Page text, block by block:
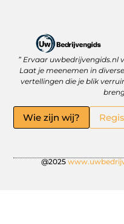
” Ervaar uwbedrijvengids.nl
Laat je meenemen in
vertellingen die je blik
Wie zijn wij?
@2025